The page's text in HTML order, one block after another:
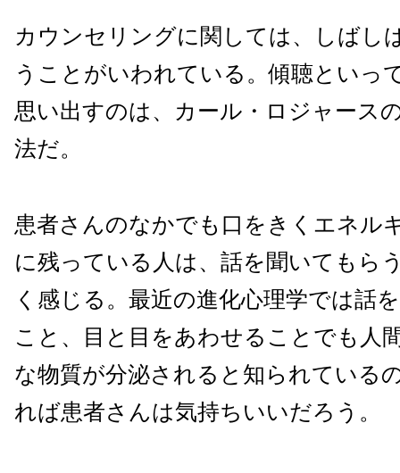
カウンセリングに関しては、しばし
うことがいわれている。傾聴といっ
思い出すのは、カール・ロジャース
法だ。
患者さんのなかでも口をきくエネル
に残っている人は、話を聞いてもら
く感じる。最近の進化心理学では話
こと、目と目をあわせることでも人
な物質が分泌されると知られている
れば患者さんは気持ちいいだろう。